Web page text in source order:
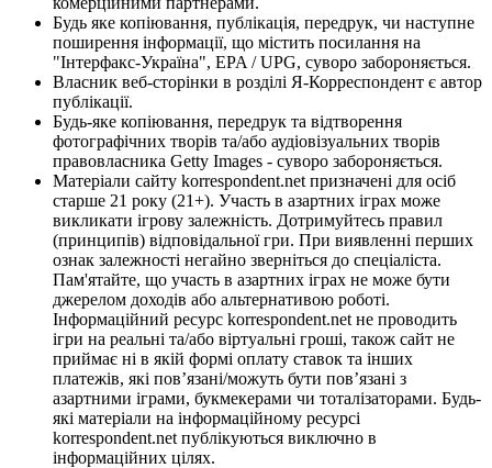
Будь яке копіювання, публікація, передрук, чи наступне
поширення інформації, що містить посилання на
"Інтерфакс-Україна", EPA / UPG, суворо забороняється.
Власник веб-сторінки в розділі Я-Корреспондент є автор
публікації.
Будь-яке копіювання, передрук та відтворення
фотографічних творів та/або аудіовізуальних творів
правовласника Getty Images - суворо забороняється.
Матеріали сайту korrespondent.net призначені для осіб
старше 21 року (21+). Участь в азартних іграх може
викликати ігрову залежність. Дотримуйтесь правил
(принципів) відповідальної гри. При виявленні перших
ознак залежності негайно зверніться до спеціаліста.
Пам'ятайте, що участь в азартних іграх не може бути
джерелом доходів або альтернативою роботі.
Інформаційний ресурс korrespondent.net не проводить
ігри на реальні та/або віртуальні гроші, також сайт не
приймає ні в якій формі оплату ставок та інших
платежів, які пов’язані/можуть бути пов’язані з
азартними іграми, букмекерами чи тоталізаторами. Будь-
які матеріали на інформаційному ресурсі
korrespondent.net публікуються виключно в
інформаційних цілях.